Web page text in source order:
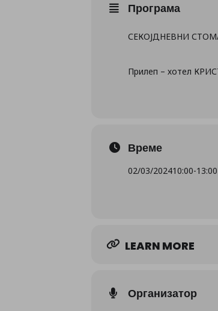
Програма
СЕКОЈДНЕВНИ
Прилеп – хотел
Време
02/03/202410:00-13:00
LEARN MORE
Организатор